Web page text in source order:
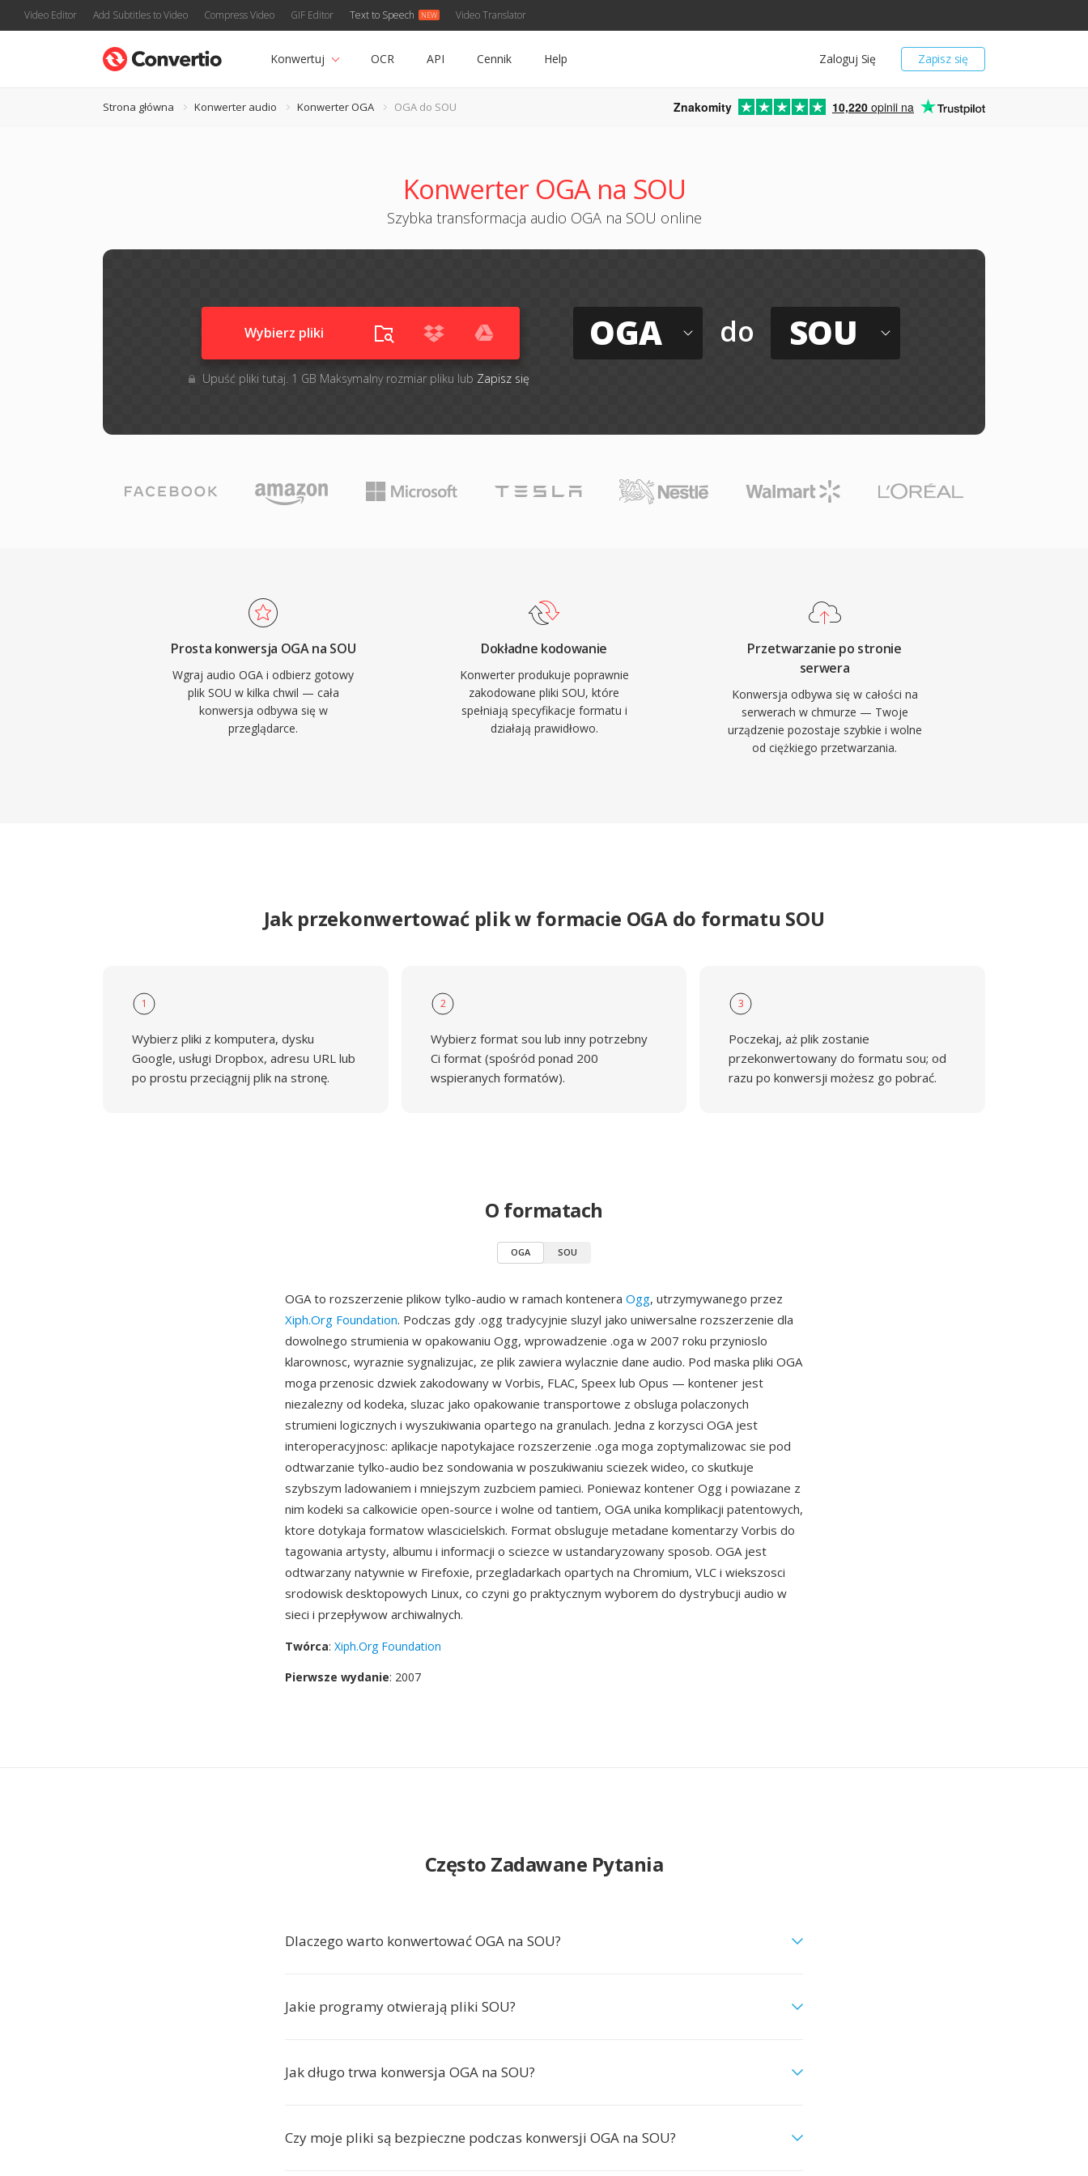
Video Editor Add Subtitles to Video Compress Video GIF Editor Text to Speech Video Translator
Zapisz się
Zaloguj Się
Konwertuj OCR API Cennik Help
Strona główna Konwerter audio Konwerter OGA OGA do SOU Znakomity 10,220 opinii na
Konwerter OGA na SOU
Szybka transformacja audio OGA na SOU online
Wybierz pliki
Upuść pliki tutaj. 1 GB Maksymalny rozmiar pliku lub Zapisz się
OGA do SOU
Prosta konwersja OGA na SOU
Wgraj audio OGA i odbierz gotowy
plik SOU w kilka chwil — cała
konwersja odbywa się w
przeglądarce.
Dokładne kodowanie
Konwerter produkuje poprawnie
zakodowane pliki SOU, które
spełniają specyfikacje formatu i
działają prawidłowo.
Przetwarzanie po stronie
serwera
Konwersja odbywa się w całości na
serwerach w chmurze — Twoje
urządzenie pozostaje szybkie i wolne
od ciężkiego przetwarzania.
Jak przekonwertować plik w formacie OGA do formatu SOU
1
Wybierz pliki z komputera, dysku
Google, usługi Dropbox, adresu URL lub
po prostu przeciągnij plik na stronę.
2
Wybierz format sou lub inny potrzebny
Ci format (spośród ponad 200
wspieranych formatów).
3
Poczekaj, aż plik zostanie
przekonwertowany do formatu sou; od
razu po konwersji możesz go pobrać.
O formatach
OGA SOU
OGA to rozszerzenie plikow tylko-audio w ramach kontenera Ogg, utrzymywanego przez
Xiph.Org Foundation. Podczas gdy .ogg tradycyjnie sluzyl jako uniwersalne rozszerzenie dla
dowolnego strumienia w opakowaniu Ogg, wprowadzenie .oga w 2007 roku przynioslo
klarownosc, wyraznie sygnalizujac, ze plik zawiera wylacznie dane audio. Pod maska pliki OGA
moga przenosic dzwiek zakodowany w Vorbis, FLAC, Speex lub Opus — kontener jest
niezalezny od kodeka, sluzac jako opakowanie transportowe z obsluga polaczonych
strumieni logicznych i wyszukiwania opartego na granulach. Jedna z korzysci OGA jest
interoperacyjnosc: aplikacje napotykajace rozszerzenie .oga moga zoptymalizowac sie pod
odtwarzanie tylko-audio bez sondowania w poszukiwaniu sciezek wideo, co skutkuje
szybszym ladowaniem i mniejszym zuzbciem pamieci. Poniewaz kontener Ogg i powiazane z
nim kodeki sa calkowicie open-source i wolne od tantiem, OGA unika komplikacji patentowych,
ktore dotykaja formatow wlascicielskich. Format obsluguje metadane komentarzy Vorbis do
tagowania artysty, albumu i informacji o sciezce w ustandaryzowany sposob. OGA jest
odtwarzany natywnie w Firefoxie, przegladarkach opartych na Chromium, VLC i wiekszosci
srodowisk desktopowych Linux, co czyni go praktycznym wyborem do dystrybucji audio w
sieci i przepływow archiwalnych.
Twórca: Xiph.Org Foundation
Pierwsze wydanie: 2007
Często Zadawane Pytania
Dlaczego warto konwertować OGA na SOU?
Jakie programy otwierają pliki SOU?
Jak długo trwa konwersja OGA na SOU?
Czy moje pliki są bezpieczne podczas konwersji OGA na SOU?